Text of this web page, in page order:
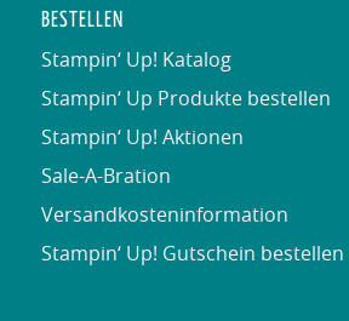
BESTELLEN
Stampin‘ Up! Katalog
Stampin‘ Up Produkte bestellen
Stampin‘ Up! Aktionen
Sale-A-Bration
Versandkosteninformation
Stampin‘ Up! Gutschein bestellen